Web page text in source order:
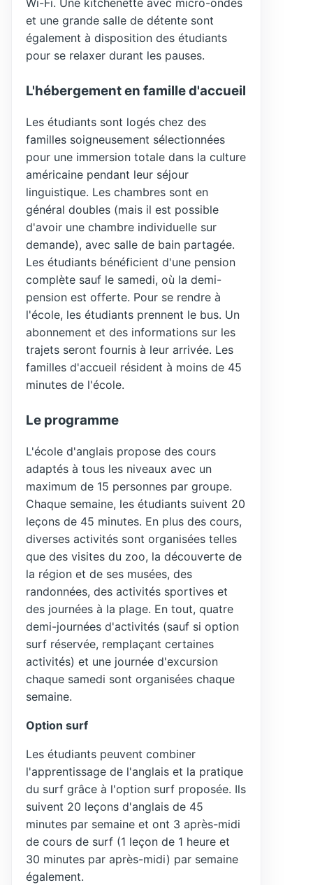
Wi-Fi. Une kitchenette avec micro-ondes
et une grande salle de détente sont
également à disposition des étudiants
pour se relaxer durant les pauses.
L'hébergement en famille d'accueil
Les étudiants sont logés chez des
familles soigneusement sélectionnées
pour une immersion totale dans la culture
américaine pendant leur séjour
linguistique. Les chambres sont en
général doubles (mais il est possible
d'avoir une chambre individuelle sur
demande), avec salle de bain partagée.
Les étudiants bénéficient d'une pension
complète sauf le samedi, où la demi-
pension est offerte. Pour se rendre à
l'école, les étudiants prennent le bus. Un
abonnement et des informations sur les
trajets seront fournis à leur arrivée. Les
familles d'accueil résident à moins de 45
minutes de l'école.
Le programme
L'école d'anglais propose des cours
adaptés à tous les niveaux avec un
maximum de 15 personnes par groupe.
Chaque semaine, les étudiants suivent 20
leçons de 45 minutes. En plus des cours,
diverses activités sont organisées telles
que des visites du zoo, la découverte de
la région et de ses musées, des
randonnées, des activités sportives et
des journées à la plage. En tout, quatre
demi-journées d'activités (sauf si option
surf réservée, remplaçant certaines
activités) et une journée d'excursion
chaque samedi sont organisées chaque
semaine.
Option surf
Les étudiants peuvent combiner
l'apprentissage de l'anglais et la pratique
du surf grâce à l'option surf proposée. Ils
suivent 20 leçons d'anglais de 45
minutes par semaine et ont 3 après-midi
de cours de surf (1 leçon de 1 heure et
30 minutes par après-midi) par semaine
également.